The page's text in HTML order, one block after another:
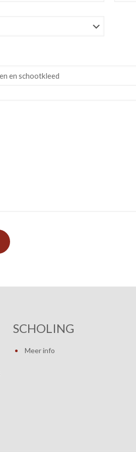
SCHOLING
Meer info